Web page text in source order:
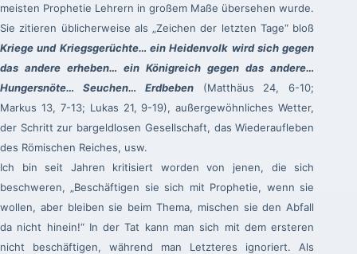
meisten Prophetie Lehrern in großem Maße übersehen wurde.
Sie zitieren üblicherweise als „Zeichen der letzten Tage“ bloß
Kriege und Kriegsgerüchte… ein Heidenvolk wird sich gegen
das andere erheben… ein Königreich gegen das andere…
Hungersnöte… Seuchen… Erdbeben(Matthäus 24, 6-10;
Markus 13, 7-13; Lukas 21, 9-19), außergewöhnliches Wetter,
der Schritt zur bargeldlosen Gesellschaft, das Wiederaufleben
des Römischen Reiches, usw.
Ich bin seit Jahren kritisiert worden von jenen, die sich
beschweren, „Beschäftigen sie sich mit Prophetie, wenn sie
wollen, aber bleiben sie beim Thema, mischen sie den Abfall
da nicht hinein!“ In der Tat kann man sich mit dem ersteren
nicht beschäftigen, während man Letzteres ignoriert. Als